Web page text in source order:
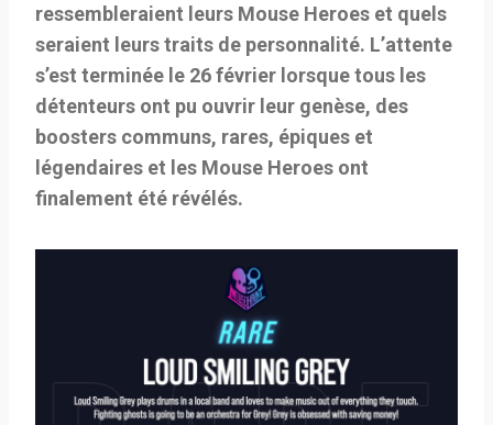
ressembleraient leurs Mouse Heroes et quels
seraient leurs traits de personnalité. L’attente
s’est terminée le 26 février lorsque tous les
détenteurs ont pu ouvrir leur genèse, des
boosters communs, rares, épiques et
légendaires et les Mouse Heroes ont
finalement été révélés.